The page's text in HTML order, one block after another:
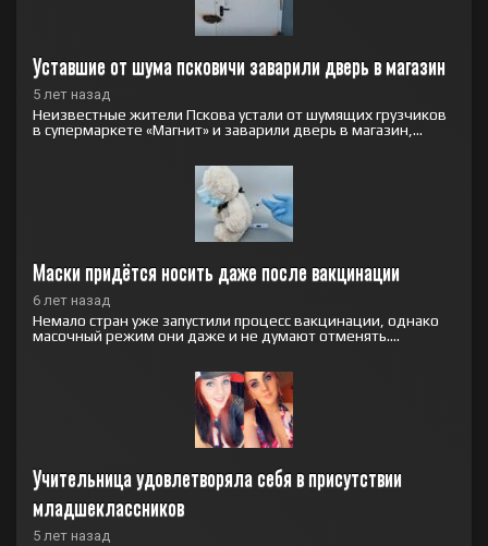
Уставшие от шума псковичи заварили дверь в магазин
5 лет назад
Неизвестные жители Пскова устали от шумящих грузчиков
в супермаркете «Магнит» и заварили дверь в магазин,...
Маски придётся носить даже после вакцинации
6 лет назад
Немало стран уже запустили процесс вакцинации, однако
масочный режим они даже и не думают отменять....
Учительница удовлетворяла себя в присутствии
младшеклассников
5 лет назад